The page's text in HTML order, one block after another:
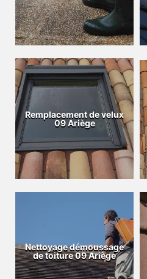
Remplacement de velux
09 Ariège
Nettoyage démoussage
de toiture 09 Ariège